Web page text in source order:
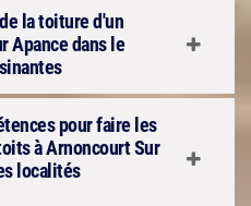
la toiture d'un
Apance dans le
pour faire les
à Arnoncourt Sur
localités